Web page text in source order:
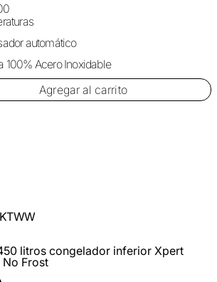
automático
100% Acero Inoxidable
Agregar al carrito
litros congelador inferior Xpert
Frost